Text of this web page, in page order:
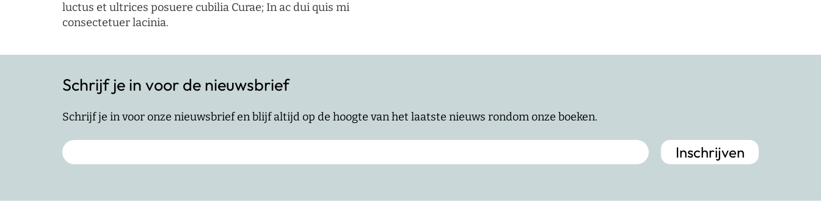
luctus et ultrices posuere cubilia Curae; In ac dui quis mi
consectetuer lacinia.
Schrijf je in voor de nieuwsbrief
Schrijf je in voor onze nieuwsbrief en blijf altijd op de hoogte van het laatste nieuws rondom onze boeken.